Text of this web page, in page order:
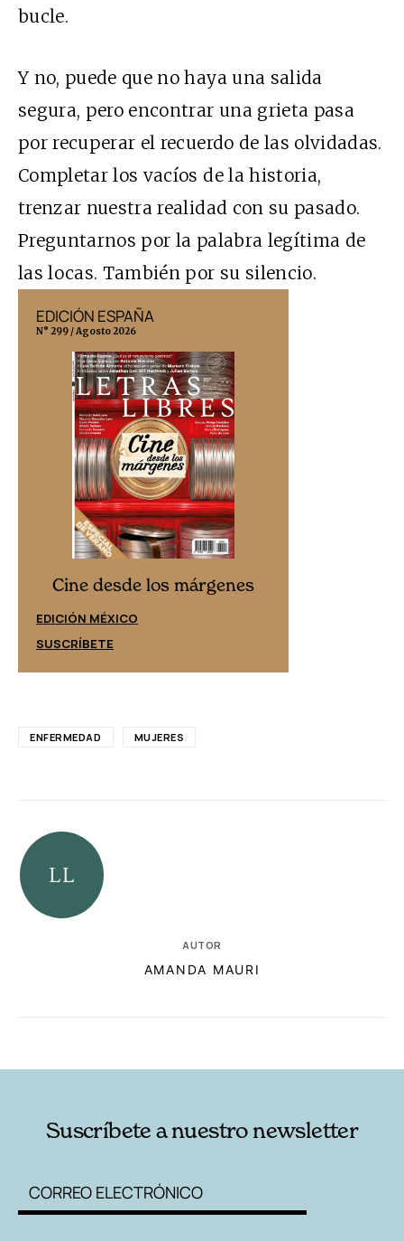
bucle.
Y no, puede que no haya una salida
segura, pero encontrar una grieta pasa
por recuperar el recuerdo de las olvidadas.
Completar los vacíos de la historia,
trenzar nuestra realidad con su pasado.
Preguntarnos por la palabra legítima de
las locas. También por su silencio.
EDICIÓN ESPAÑA
N° 299 / Agosto 2026
Cine desde los márgenes
EDICIÓN MÉXICO
SUSCRÍBETE
ENFERMEDAD MUJERES
AUTOR
AMANDA MAURI
Suscríbete a nuestro newsletter